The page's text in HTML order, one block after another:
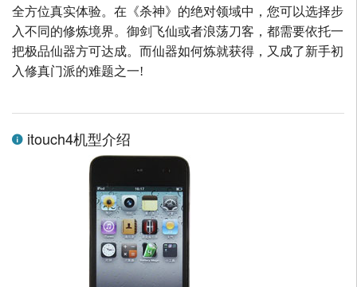
全方位真实体验。在《杀神》的绝对领域中，您可以选择步
入不同的修炼境界。御剑飞仙或者浪荡刀客，都需要依托一
把极品仙器方可达成。而仙器如何炼就获得，又成了新手初
入修真门派的难题之一!
itouch4机型介绍